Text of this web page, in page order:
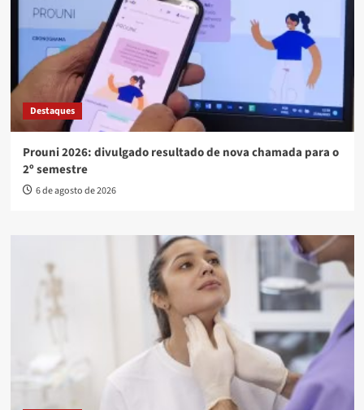
Destaques
Prouni 2026: divulgado resultado de nova chamada para o
2º semestre
6 de agosto de 2026